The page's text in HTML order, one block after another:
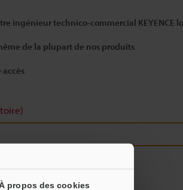
À propos des cookies
ingénieur technico-commercial KEYENCE
de la plupart de nos produits